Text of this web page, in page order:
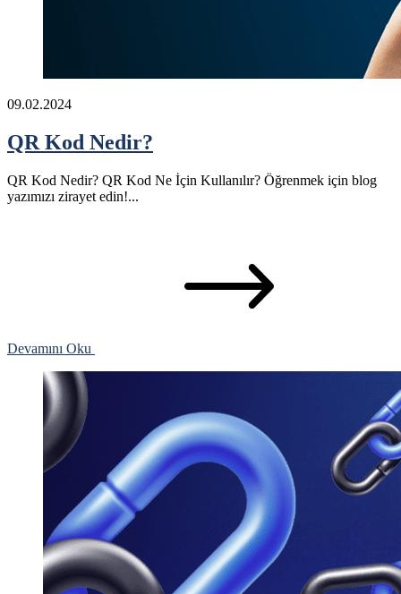
09.02.2024
QR Kod Nedir?
QR Kod Nedir? QR Kod Ne İçin Kullanılır? Öğrenmek için blog
yazımızı zirayet edin!...
Devamını Oku